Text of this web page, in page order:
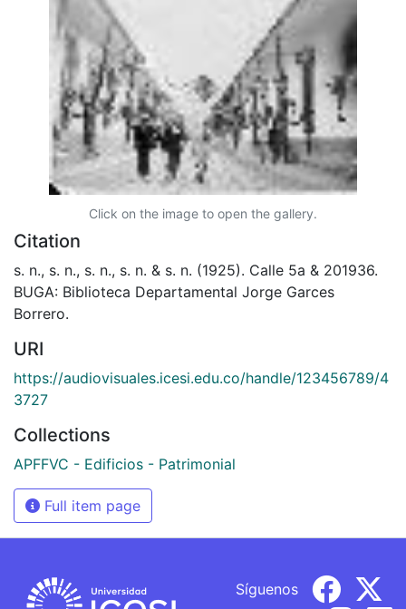
Click on the image to open the gallery.
Citation
s. n., s. n., s. n., s. n. & s. n. (1925). Calle 5a & 201936.
BUGA: Biblioteca Departamental Jorge Garces
Borrero.
URI
https://audiovisuales.icesi.edu.co/handle/123456789/4
3727
Collections
APFFVC - Edificios - Patrimonial
Full item page
Síguenos